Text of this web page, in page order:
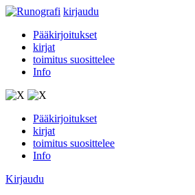
kirjaudu
Pääkirjoitukset
kirjat
toimitus suosittelee
Info
Pääkirjoitukset
kirjat
toimitus suosittelee
Info
Kirjaudu